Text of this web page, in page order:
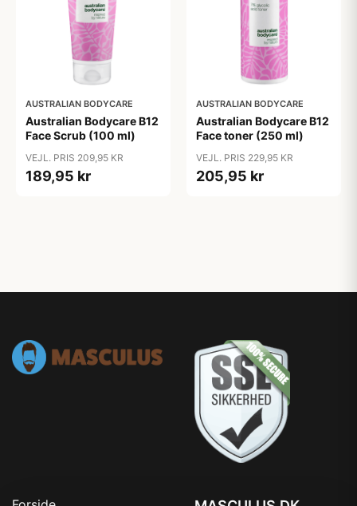
AUSTRALIAN BODYCARE
Australian Bodycare B12
Face Scrub (100 ml)
VEJL. PRIS 209,95 KR
189,95 kr
AUSTRALIAN BODYCARE
Australian Bodycare B12
Face toner (250 ml)
VEJL. PRIS 229,95 KR
205,95 kr